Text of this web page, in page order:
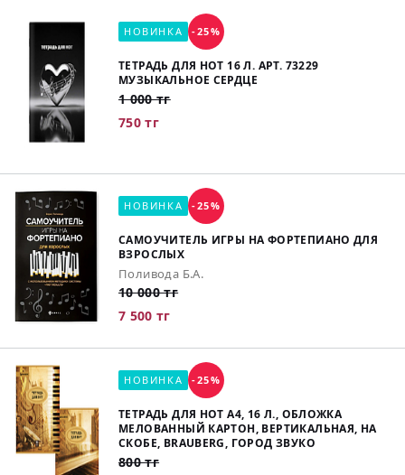
НОВИНКА -25%
ТЕТРАДЬ ДЛЯ НОТ 16 Л. АРТ. 73229
МУЗЫКАЛЬНОЕ СЕРДЦЕ
1 000 тг
750 тг
НОВИНКА -25%
САМОУЧИТЕЛЬ ИГРЫ НА ФОРТЕПИАНО ДЛЯ
ВЗРОСЛЫХ
Поливода Б.А.
10 000 тг
7 500 тг
НОВИНКА -25%
ТЕТРАДЬ ДЛЯ НОТ А4, 16 Л., ОБЛОЖКА
МЕЛОВАННЫЙ КАРТОН, ВЕРТИКАЛЬНАЯ, НА
СКОБЕ, BRAUBERG, ГОРОД ЗВУКО
800 тг